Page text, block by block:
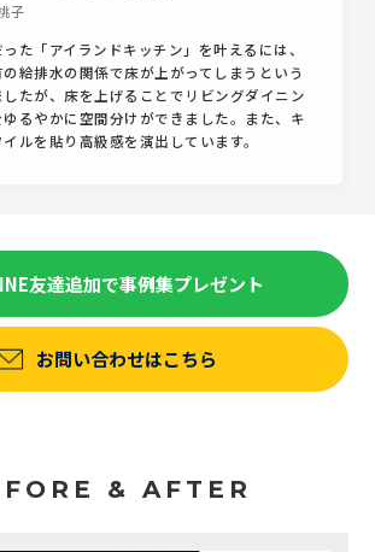
子
た「アイランドキッチン」を叶えるには、
給排水の関係で床が上がってしまうという
たが、床を上げることでリビングダイニン
るやかに空間分けができました。また、キ
ルを貼り高級感を演出しています。
友達追加で事例集プレゼント
お問い合わせはこちら
& AFTER